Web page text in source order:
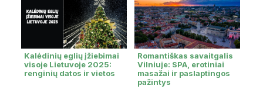
Kalėdinių eglių įžiebimai
visoje Lietuvoje 2025:
renginių datos ir vietos
Romantiškas savaitgalis
Vilniuje: SPA, erotiniai
masažai ir paslaptingos
pažintys